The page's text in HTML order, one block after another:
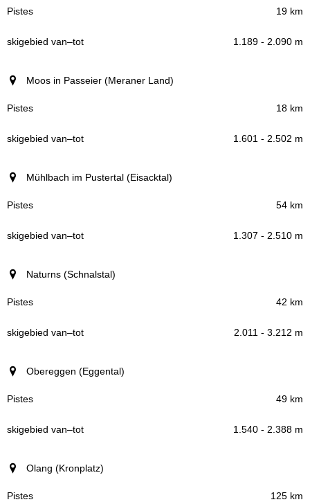
19 km
1.189 - 2.090 m
Moos in Passeier (Meraner Land)
18 km
1.601 - 2.502 m
Mühlbach im Pustertal (Eisacktal)
54 km
1.307 - 2.510 m
Naturns (Schnalstal)
42 km
2.011 - 3.212 m
Obereggen (Eggental)
49 km
1.540 - 2.388 m
Olang (Kronplatz)
125 km